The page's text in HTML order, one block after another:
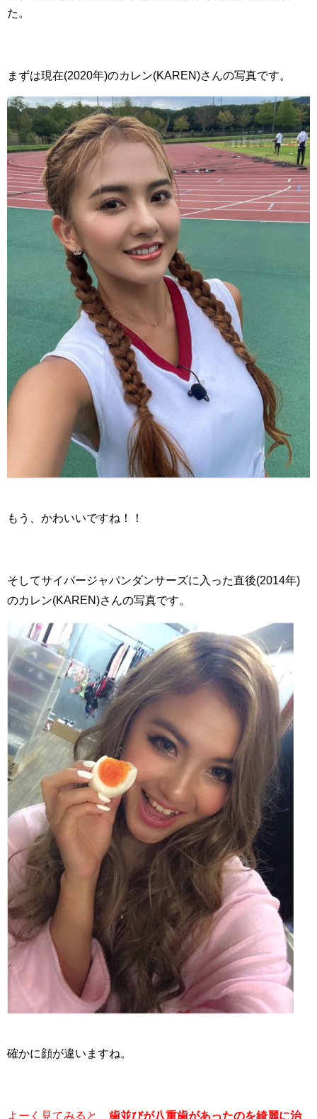
た。
まずは現在(2020年)のカレン(KAREN)さんの写真です。
もう、かわいいですね！！
そしてサイバージャパンダンサーズに入った直後(2014年)
のカレン(KAREN)さんの写真です。
確かに顔が違いますね。
よーく見てみると、 歯並びが八重歯があったのを綺麗に治